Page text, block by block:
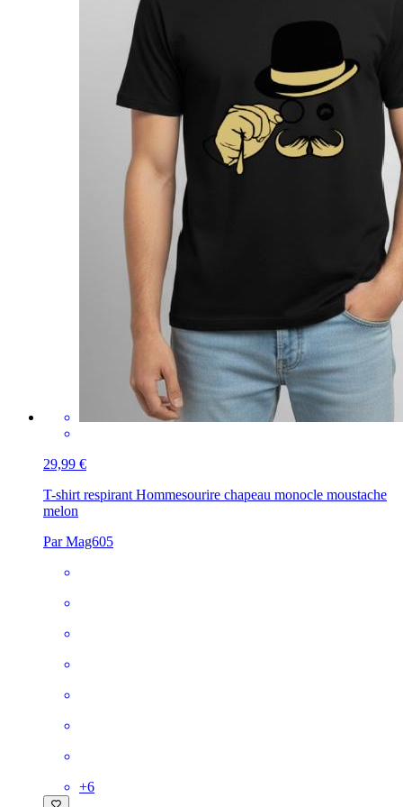
29,99 €
T-shirt respirant Hommesourire chapeau monocle moustache
melon
Par Mag605
+6